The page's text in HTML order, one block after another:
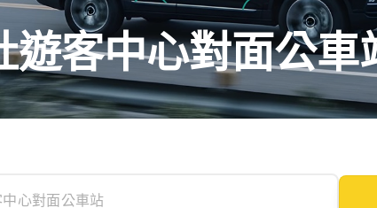
客中心對面公車